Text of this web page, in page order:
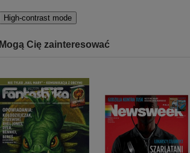
High-contrast mode
Mogą Cię zainteresować